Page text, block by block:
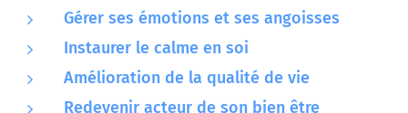
Gérer ses émotions et ses angoisses
Instaurer le calme en soi
Amélioration de la qualité de vie
Redevenir acteur de son bien être